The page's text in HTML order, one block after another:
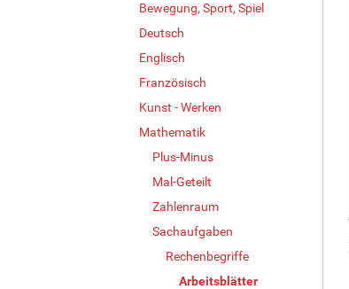
Bewegung, Sport, Spiel
Deutsch
Englisch
Französisch
Kunst - Werken
Mathematik
Plus-Minus
Mal-Geteilt
Zahlenraum
Sachaufgaben
Rechenbegriffe
Arbeitsblätter